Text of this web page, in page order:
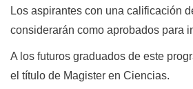
Los aspirantes con una calificación
considerarán como aprobados para
A los futuros graduados de este
el título de Magister en Ciencias.